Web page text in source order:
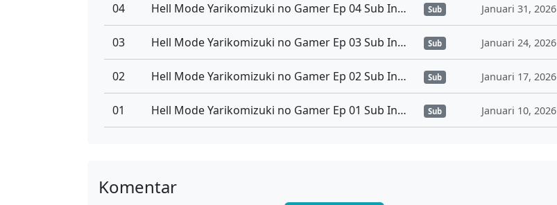
04 Hell Mode Yarikomizuki no Gamer Ep 04 Sub Indo Sub Januari 31, 2026
03 Hell Mode Yarikomizuki no Gamer Ep 03 Sub Indo Sub Januari 24, 2026
02 Hell Mode Yarikomizuki no Gamer Ep 02 Sub Indo Sub Januari 17, 2026
01 Hell Mode Yarikomizuki no Gamer Ep 01 Sub Indo Sub Januari 10, 2026
Komentar